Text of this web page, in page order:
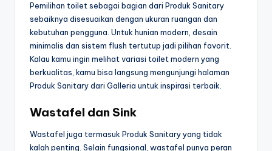
Pemilihan toilet sebagai bagian dari Produk Sanitary
sebaiknya disesuaikan dengan ukuran ruangan dan
kebutuhan pengguna. Untuk hunian modern, desain
minimalis dan sistem flush tertutup jadi pilihan favorit.
Kalau kamu ingin melihat variasi toilet modern yang
berkualitas, kamu bisa langsung mengunjungi halaman
Produk Sanitary dari Galleria untuk inspirasi terbaik.
Wastafel dan Sink
Wastafel juga termasuk Produk Sanitary yang tidak
kalah penting. Selain fungsional, wastafel punya peran